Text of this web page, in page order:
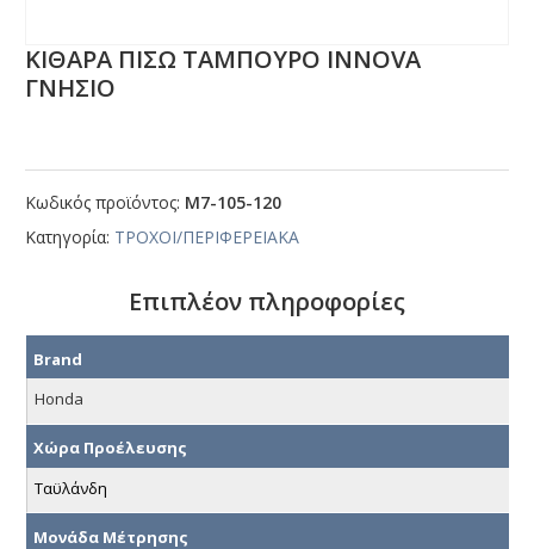
ΚΙΘΑΡΑ ΠΙΣΩ ΤΑΜΠΟΥΡΟ ΙΝΝΟVΑ
ΓΝΗΣΙΟ
Κωδικός προϊόντος: Μ7-105-120
Κατηγορία: ΤΡΟΧΟΙ/ΠΕΡΙΦΕΡΕΙΑΚΑ
Επιπλέον πληροφορίες
Brand
Honda
Χώρα Προέλευσης
Ταϋλάνδη
Μονάδα Μέτρησης